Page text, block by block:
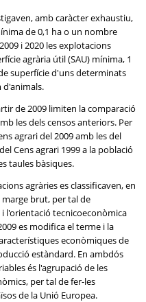
amb caràcter exhaustiu,
de 0,1 ha o un nombre
i 2020 les explotacions
agrària útil (SAU) mínima, 1
superfície d'uns determinats
de 2009 limiten la comparació
les dels censos anteriors. Per
agrari del 2009 amb les del
Cens agrari 1999 a la població
taules bàsiques.
agràries es classificaven, en
brut, per tal de
l'orientació tecnicoeconòmica
es modifica el terme i la
econòmiques de
estàndard. En ambdós
és l'agrupació de les
per tal de fer-les
de la Unió Europea.